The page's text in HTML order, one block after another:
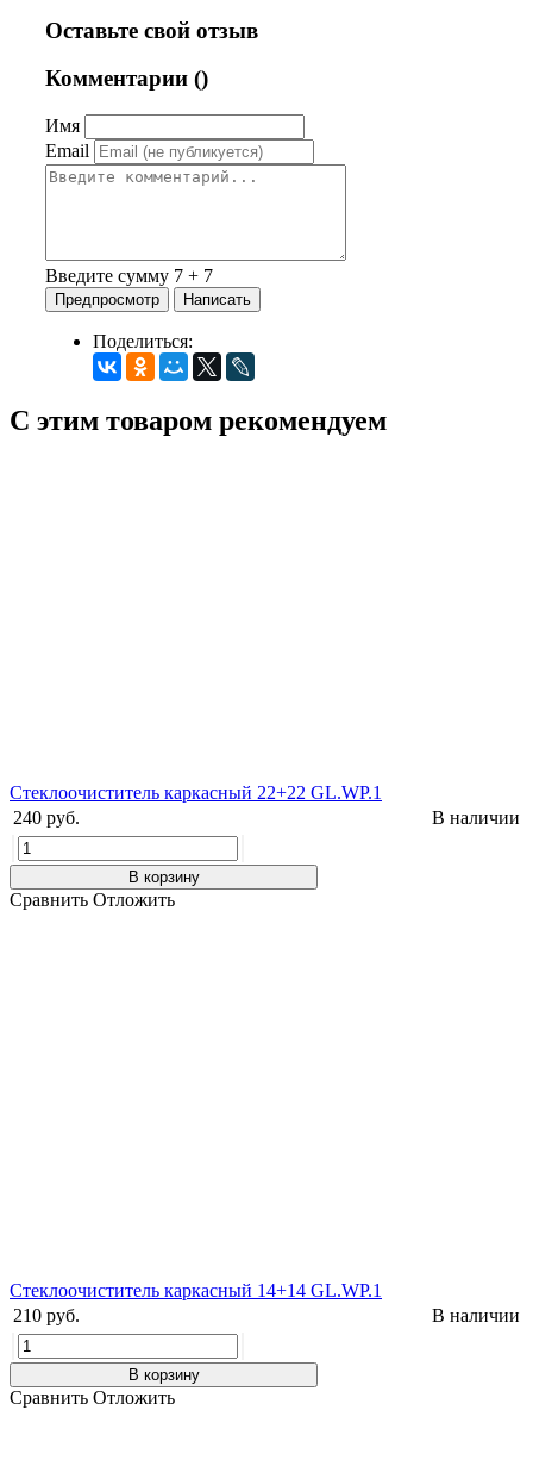
Оставьте свой отзыв
Комментарии ()
Имя
Email
Введите сумму 7 + 7
Поделиться:
С этим товаром рекомендуем
Стеклоочиститель каркасный 22+22 GL.WP.1
240 руб.
В наличии
В корзину
Сравнить Отложить
Стеклоочиститель каркасный 14+14 GL.WP.1
210 руб.
В наличии
В корзину
Сравнить Отложить